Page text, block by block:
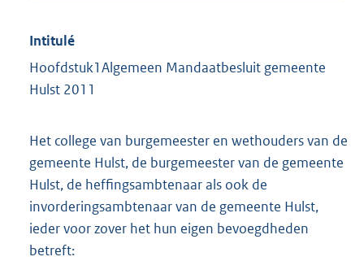
Intitulé
Hoofdstuk1Algemeen Mandaatbesluit gemeente
Hulst 2011
Het college van burgemeester en wethouders van de
gemeente Hulst, de burgemeester van de gemeente
Hulst, de heffingsambtenaar als ook de
invorderingsambtenaar van de gemeente Hulst,
ieder voor zover het hun eigen bevoegdheden
betreft: